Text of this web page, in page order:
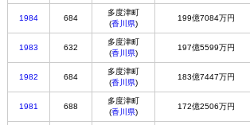
1984 684
多度津町
(香川県)
199億7084万円
1983 632
多度津町
(香川県)
197億5599万円
1982 684
多度津町
(香川県)
183億7447万円
1981 688
多度津町
(香川県)
172億2506万円